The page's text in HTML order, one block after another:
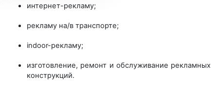
интернет-рекламу;
рекламу на/в транспорте;
indoor-рекламу;
изготовление, ремонт и обслуживание рекламных
конструкций.